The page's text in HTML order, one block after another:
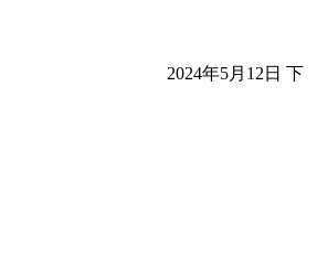
2024年5月12日 下